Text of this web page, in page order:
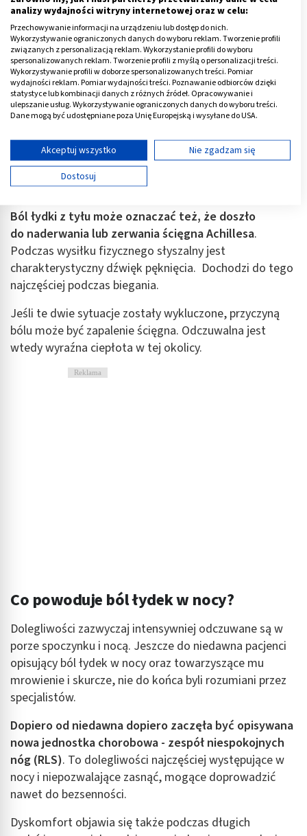
symptom choroby, torbiel bez problemu można wyczuć
w badaniu palpacyjnym.
Ból łydki z tyłu może być również objawem rwy
kulszowej, co oznacza, że źródłem bólu jest nie
kończyna dolna, a kręgosłup.
Poważnym schorzeniem jest także zespół ciasnoty
przedziałów powięziowych. To choroba, w wyniku
której wzrasta ciśnienie w zamkniętej przestrzeni
przedziału powięziowego podudzia. W efekcie chory
odczuwa ból łydki i osłabienie mięśni.
Ból łydki z tyłu może oznaczać też, że doszło
do naderwania lub zerwania ścięgna Achillesa.
Podczas wysiłku fizycznego słyszalny jest
charakterystyczny dźwięk pęknięcia. Dochodzi do tego
najczęściej podczas biegania.
Jeśli te dwie sytuacje zostały wykluczone, przyczyną
bólu może być zapalenie ścięgna. Odczuwalna jest
wtedy wyraźna ciepłota w tej okolicy.
Reklama
Co powoduje ból łydek w nocy?
Dolegliwości zazwyczaj intensywniej odczuwane są w
porze spoczynku i nocą. Jeszcze do niedawna pacjenci
opisujący ból łydek w nocy oraz towarzyszące mu
mrowienie i skurcze, nie do końca byli rozumiani przez
specjalistów.
Dopiero od niedawna dopiero zaczęła być opisywana
nowa jednostka chorobowa - zespół niespokojnych
nóg (RLS). To dolegliwości najczęściej występujące w
nocy i niepozwalające zasnąć, mogące doprowadzić
nawet do bezsenności.
Dyskomfort objawia się także podczas długich
analizy wydajności witryny internetowej oraz w celu:
Przechowywanie informacji na urządzeniu lub dostęp do nich.
Wykorzystywanie ograniczonych danych do wyboru reklam. Tworzenie profili
związanych z personalizacją reklam. Wykorzystanie profili do wyboru
spersonalizowanych reklam. Tworzenie profili z myślą o personalizacji treści.
Wykorzystywanie profili w doborze spersonalizowanych treści. Pomiar
wydajności reklam. Pomiar wydajności treści. Poznawanie odbiorców dzięki
statystyce lub kombinacji danych z różnych źródeł. Opracowywanie i
ulepszanie usług. Wykorzystywanie ograniczonych danych do wyboru treści.
Dane mogą być udostępniane poza Unię Europejską i wysyłane do USA.
Wyświetl listę partnerów (11 dostawców IAB)
Używamy Twoich danych w następujących celach:
Cele przetwarzania IAB:
dostęp do nich
Wykorzystywanie ograniczonych danych do
wyboru reklam
Tworzenie profili w celu spersonalizowanych
reklam
Wykorzystanie profili do wyboru
spersonalizowanych reklam
Tworzenie profili w celu personalizacji treści
Funkcje specjalne IAB:
Użycie dokładnych danych geolokalizacyjnych
Identyfikowanie urządzeń na podstawie
aktywnie żądanych informacji
Cele przetwarzania inne niż IAB:
Niezbędne
Wydajność (Performance)
Reklama / śledzenie
Akceptuj wszystko
Nie zgadzam się
Dostosuj